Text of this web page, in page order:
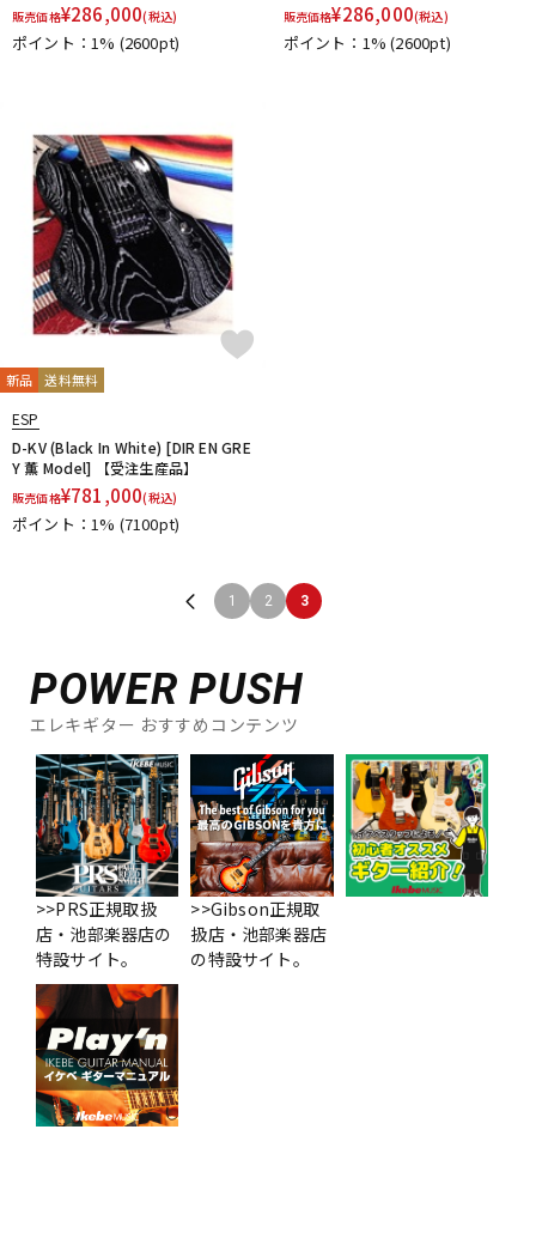
販売価格¥286,000(税込)
ポイント：1% (2600pt)
販売価格¥286,000(税込)
ポイント：1%(2600pt)
新品 送料無料
ESP
D-KV (Black In White) [DIR EN GRE
Y 薫 Model] 【受注生産品】
販売価格¥781,000(税込)
ポイント：1% (7100pt)
1 2 3
POWER PUSH
エレキギター おすすめコンテンツ
>>PRS正規取扱
店・池部楽器店の
特設サイト。
>>Gibson正規取
扱店・池部楽器店
の特設サイト。